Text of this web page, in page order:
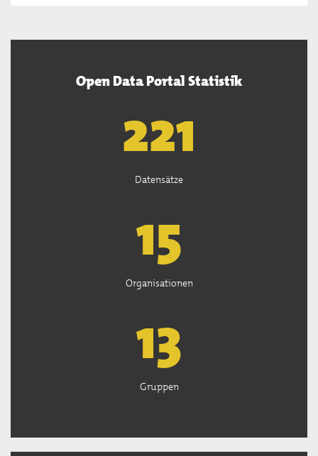
Open Data Portal Statistik
222
Datensätze
15
Organisationen
13
Gruppen